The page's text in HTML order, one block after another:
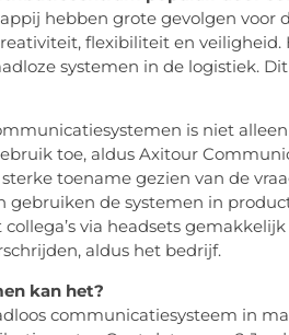
hebben grote gevolgen
flexibiliteit en
systemen in de logistiek.
is niet
toe, aldus Axitour
toename gezien van de
gebruiken de systemen in
via headsets
aldus het bedrijf.
kan het?
communicatiesysteem in